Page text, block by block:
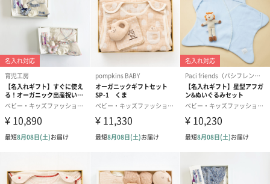
製が一番。
生地の生産はもちろん縫製に至るまで全て日本国内で行われてい
パイピングにも柔らかな素材を
ガーゼケットの周囲を包むパイピングには柔らかなニット素材を
使用しています。
6重ガーゼ素材の柔らかさとの差をなるべく生まないようにパイピ
布帛のパイピングとは違い、ソフトな触り心地です。